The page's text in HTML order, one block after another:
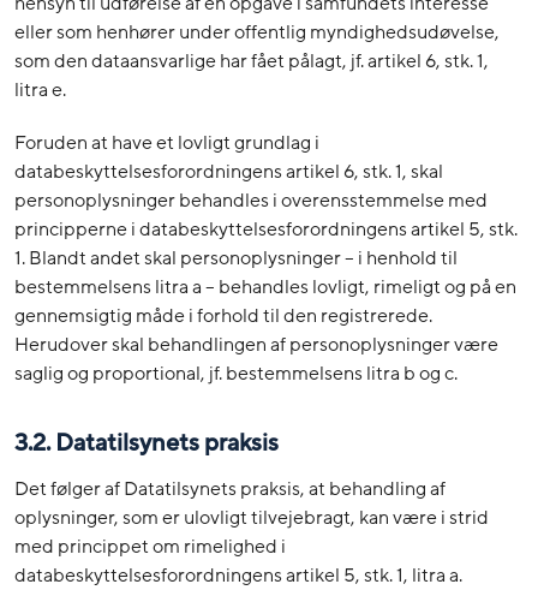
eller som henhører under offentlig myndighedsudøvelse,
som den dataansvarlige har fået pålagt, jf. artikel 6, stk. 1,
litra e.
Foruden at have et lovligt grundlag i
databeskyttelsesforordningens artikel 6, stk. 1, skal
personoplysninger behandles i overensstemmelse med
principperne i databeskyttelsesforordningens artikel 5, stk.
1. Blandt andet skal personoplysninger – i henhold til
bestemmelsens litra a – behandles lovligt, rimeligt og på en
gennemsigtig måde i forhold til den registrerede.
Herudover skal behandlingen af personoplysninger være
saglig og proportional, jf. bestemmelsens litra b og c.
3.2. Datatilsynets praksis
Det følger af Datatilsynets praksis, at behandling af
oplysninger, som er ulovligt tilvejebragt, kan være i strid
med princippet om rimelighed i
databeskyttelsesforordningens artikel 5, stk. 1, litra a.